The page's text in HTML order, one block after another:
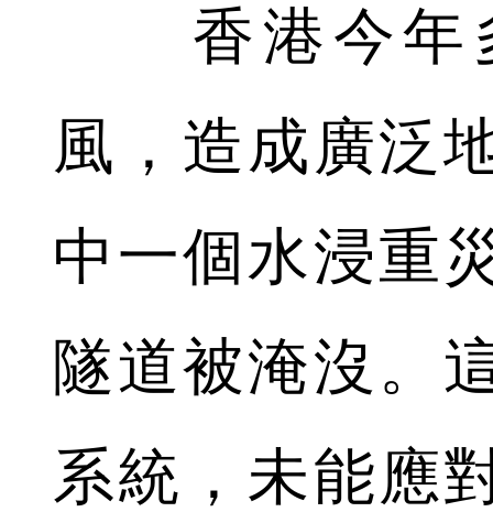
香港今年
風，造成廣泛
中一個水浸重
隧道被淹沒。
系統，未能應